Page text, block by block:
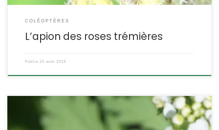
COLÉOPTÈRES
L’apion des roses trémières
Publié 24 août 2019